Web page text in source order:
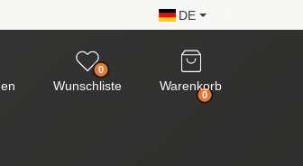
DE
0
Wunschliste
0
Warenkorb